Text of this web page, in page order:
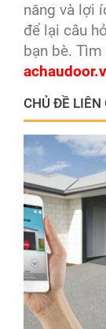
năng và lợi
để lại câu
bạn bè.
CHỦ ĐỀ LIÊN